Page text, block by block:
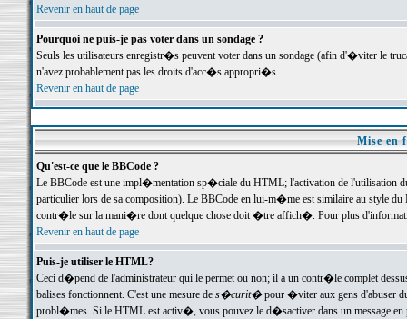
Revenir en haut de page
Pourquoi ne puis-je pas voter dans un sondage ?
Seuls les utilisateurs enregistr�s peuvent voter dans un sondage (afin d'�viter le
n'avez probablement pas les droits d'acc�s appropri�s.
Revenir en haut de page
Mise en
Qu'est-ce que le BBCode ?
Le BBCode est une impl�mentation sp�ciale du HTML; l'activation de l'utilisation
particulier lors de sa composition). Le BBCode en lui-m�me est similaire au style
contr�le sur la mani�re dont quelque chose doit �tre affich�. Pour plus
Revenir en haut de page
Puis-je utiliser le HTML?
Ceci d�pend de l'administrateur qui le permet ou non; il a un contr�le complet
balises fonctionnent. C'est une mesure de s�curit�pour �viter aux gens d'abuser
probl�mes. Si le HTML est activ�, vous pouvez le d�sactiver dans un message en